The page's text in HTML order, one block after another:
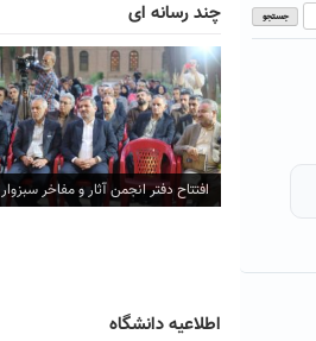
چند رسانه ای
افتتاح دفتر انجمن آثار و مفاخر سبزوار
اطلاعیه دانشگاه